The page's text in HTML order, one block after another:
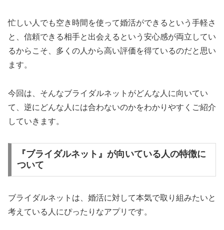
忙しい人でも空き時間を使って婚活ができるという手軽さ
と、信頼できる相手と出会えるという安心感が両立してい
るからこそ、多くの人から高い評価を得ているのだと思い
ます。
今回は、そんなブライダルネットがどんな人に向いてい
て、逆にどんな人には合わないのかをわかりやすくご紹介
していきます。
『ブライダルネット』が向いている人の特徴に
ついて
ブライダルネットは、婚活に対して本気で取り組みたいと
考えている人にぴったりなアプリです。